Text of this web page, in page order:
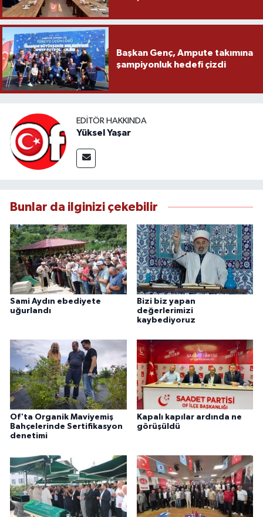
Başkan Genç, Ampute takımına
şampiyonluk hedefi çizdi
EDITÖR HAKKINDA
Yüksel Yaşar
Bunlar da ilginizi çekebilir
Sami Aydın ebediyete
uğurlandı
Bizi biz yapan
değerlerimizi
kaybediyoruz
Of'ta Organik Maviyemiş
Bahçelerinde Sertifikasyon
denetimi
Kapalı kapılar ardında ne
görüşüldü